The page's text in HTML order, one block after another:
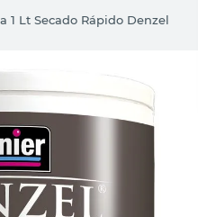
Lt Secado Rápido Denzel